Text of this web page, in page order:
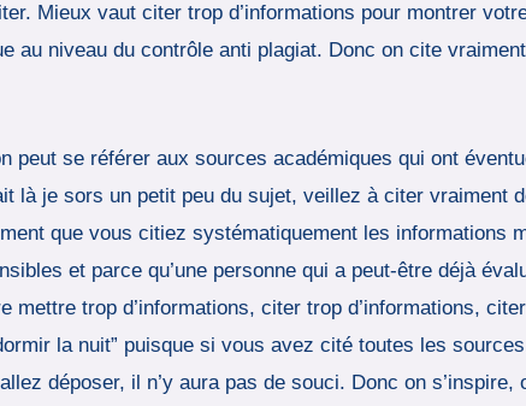
Mieux vaut citer trop d’informations pour montrer
au niveau du contrôle anti plagiat. Donc on cite
se référer aux sources académiques qui ont
là je sors un petit peu du sujet, veillez à citer vraiment
que vous citiez systématiquement les informations
et parce qu’une personne qui a peut-être déjà
trop d’informations, citer trop d’informations,
la nuit” puisque si vous avez cité toutes les
déposer, il n’y aura pas de souci. Donc on s’inspire,